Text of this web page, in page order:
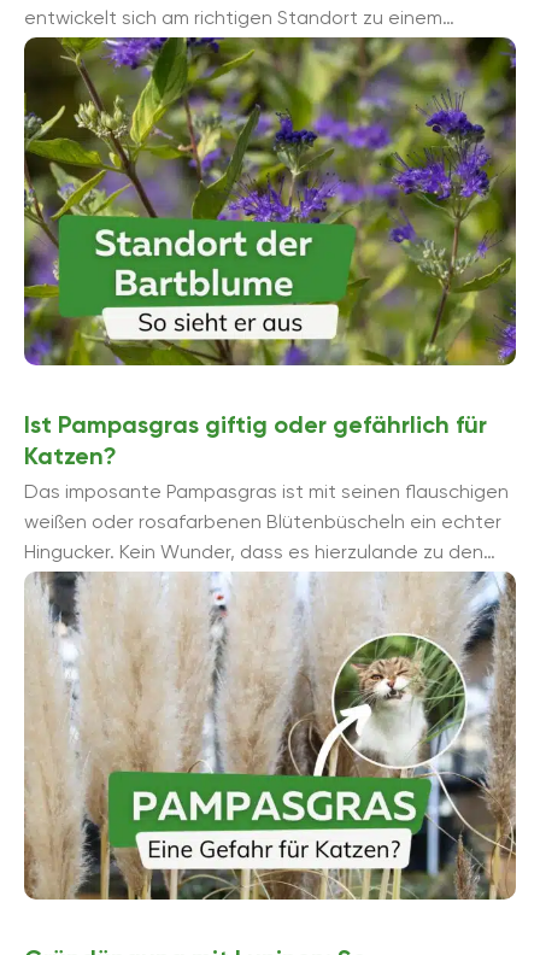
entwickelt sich am richtigen Standort zu einem
hübschen Zierstrauch. Aber wie sollte der optimale ...
Ist Pampasgras giftig oder gefährlich für
Katzen?
Das imposante Pampasgras ist mit seinen flauschigen
weißen oder rosafarbenen Blütenbüscheln ein echter
Hingucker. Kein Wunder, dass es hierzulande zu den
beliebtesten Ziergräsern zählt. Doch ...